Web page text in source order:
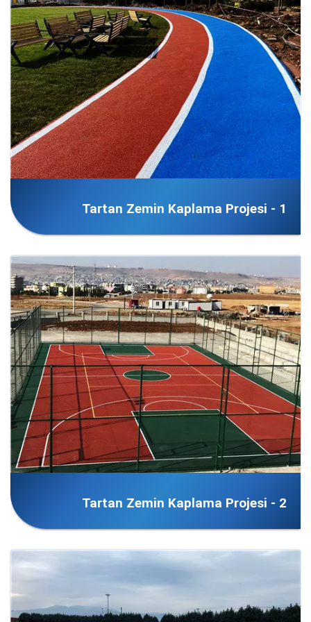
Tartan Zemin Kaplama Projesi - 1
Tartan Zemin Kaplama Projesi - 2